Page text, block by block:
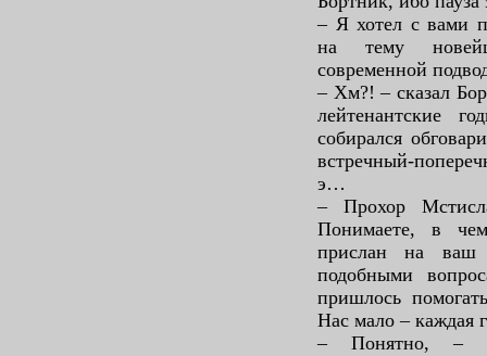
– Я хотел с вами
на тему
современной
– Хм?! – сказал
лейтенантские
собирался
встречный-
э…
– Прохор
Понимаете, в
прислан на ваш
подобными
пришлось
Нас мало – каждая
– Понятно, –